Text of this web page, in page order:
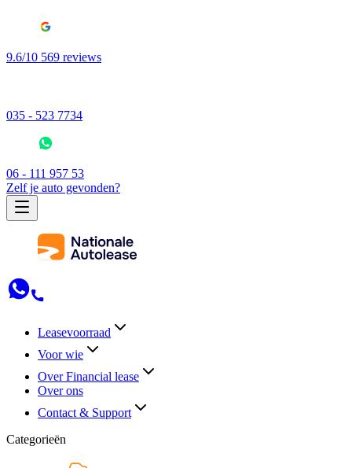
9.6/10 569 reviews
035 - 523 7734
06 - 111 957 53
Zelf je auto gevonden?
Leasevoorraad
Voor wie
Over Financial lease
Over ons
Contact & Support
Categorieën